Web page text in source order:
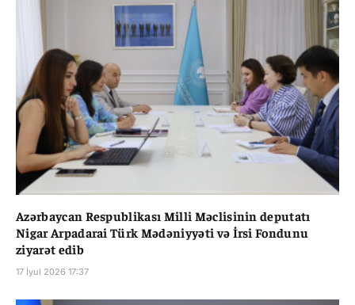
Azərbaycan Respublikası Milli Məclisinin deputatı
Nigar Arpadarai Türk Mədəniyyəti və İrsi Fondunu
ziyarət edib
17 İyul 2026 17:37